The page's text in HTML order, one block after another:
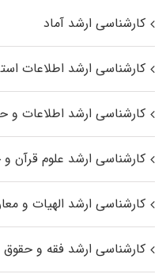
کارشناسی ارشد آماد
کارشناسی ارشد اطلاعات
کارشناسی ارشد اطلاعات و
کارشناسی ارشد علوم قرآن
کارشناسی ارشد الهیات
کارشناسی ارشد فقه و حقوق